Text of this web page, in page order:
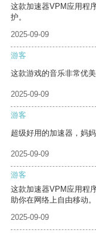
这款加速器VPM应用程
护。
2025-09-09
游客
这款游戏的音乐非常优
2025-09-09
游客
超级好用的加速器，妈
2025-09-09
游客
这款加速器VPM应用程
助你在网络上自由移动。
2025-09-09